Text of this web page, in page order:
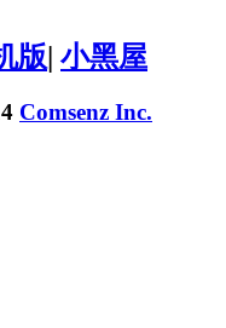
版| 小黑屋
Comsenz Inc.